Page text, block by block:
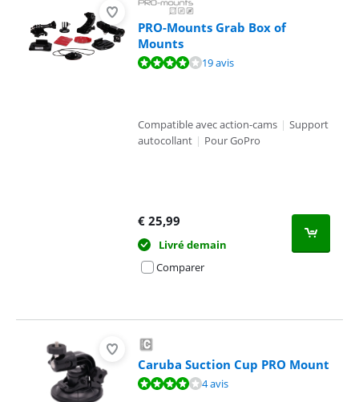
PRO-Mounts Grab Box of
Mounts
La note est de 7,8 sur 10, basée sur 19 avis.19 avis
Compatible avec action-cams | Support
autocollant | Pour GoPro
€ 25,99
Livré demain
Comparer
Caruba Suction Cup PRO Mount
La note est de 8,1 sur 10, basée sur 4 avis.4 avis